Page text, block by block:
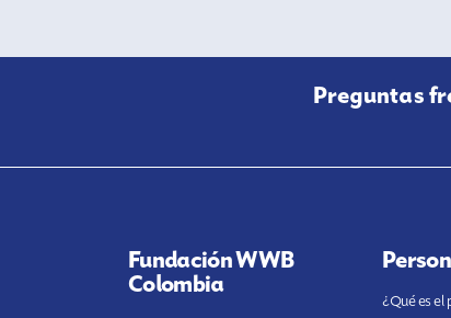
Preguntas
Fundación WWB
Colombia
¿Qué es el